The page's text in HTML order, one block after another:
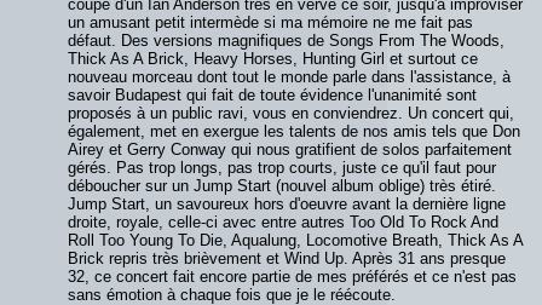
coupe d'un Ian Anderson très en verve ce soir, jusqu'à improviser
un amusant petit intermède si ma mémoire ne me fait pas
défaut. Des versions magnifiques de Songs From The Woods,
Thick As A Brick, Heavy Horses, Hunting Girl et surtout ce
nouveau morceau dont tout le monde parle dans l'assistance, à
savoir Budapest qui fait de toute évidence l'unanimité sont
proposés à un public ravi, vous en conviendrez. Un concert qui,
également, met en exergue les talents de nos amis tels que Don
Airey et Gerry Conway qui nous gratifient de solos parfaitement
gérés. Pas trop longs, pas trop courts, juste ce qu'il faut pour
déboucher sur un Jump Start (nouvel album oblige) très étiré.
Jump Start, un savoureux hors d'oeuvre avant la dernière ligne
droite, royale, celle-ci avec entre autres Too Old To Rock And
Roll Too Young To Die, Aqualung, Locomotive Breath, Thick As A
Brick repris très brièvement et Wind Up. Après 31 ans presque
32, ce concert fait encore partie de mes préférés et ce n'est pas
sans émotion à chaque fois que je le réécoute.